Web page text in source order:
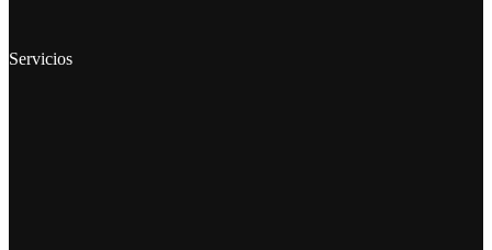
Servicios